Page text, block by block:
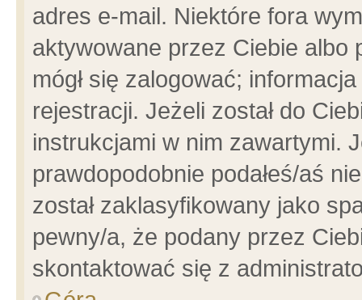
adres e-mail. Niektóre fora
aktywowane przez Ciebie albo
mógł się zalogować;
rejestracji. Jeżeli został do
instrukcjami w nim zawartymi.
prawdopodobnie podałeś/aś
został zaklasyfikowany jako
pewny/a, że podany przez
skontaktować się z